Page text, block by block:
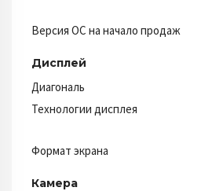
Версия ОС на начало продаж
Дисплей
Диагональ
Технологии дисплея
Формат экрана
Камера